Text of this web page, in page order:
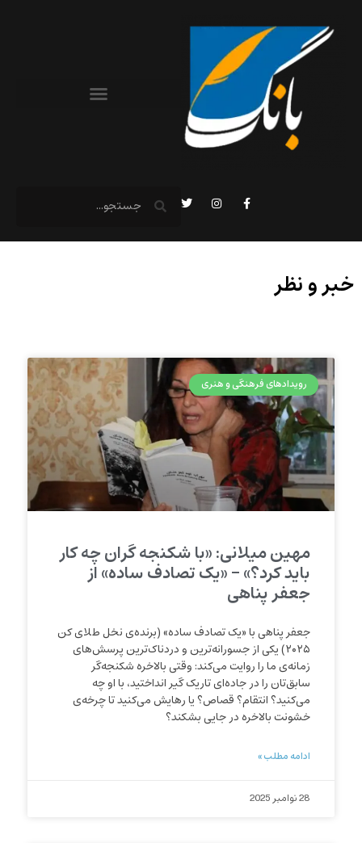
خبر و نظر
رویدادهای فرهنگی و هنری
مهین میلانی: «با شکنجه گران چه کار
باید کرد؟» – «یک تصادف ساده» از
جعفر پناهی
جعفر پناهی با «یک تصادف ساده» (برنده‌ی نخل طلای کن
۲۰۲۵) یکی از جسورانه‌ترین و دردناک‌ترین پرسش‌های
زمانه‌ی ما را روایت می‌کند: وقتی بالاخره شکنجه‌گر
سابق‌تان را در جاده‌ای تاریک گیر انداختید، با او چه
می‌کنید؟ انتقام؟ قصاص؟ یا رهایش می‌کنید تا چرخه‌ی
خشونت بالاخره در جایی بشکند؟
ادامه مطلب »
28 نوامبر 2025